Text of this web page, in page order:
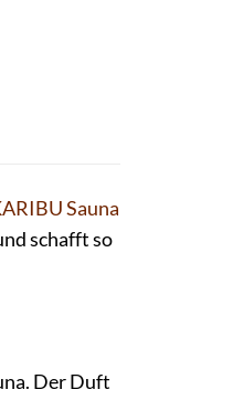
Sauna
schafft so
Der Duft